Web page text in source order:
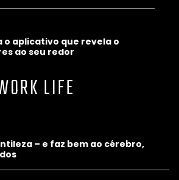
o aplicativo que revela o
ao seu redor
LIFE
– e faz bem ao cérebro,